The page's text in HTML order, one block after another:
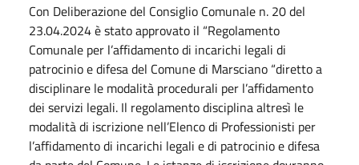
Con Deliberazione del Consiglio Comunale n. 20 del
23.04.2024 è stato approvato il “Regolamento
Comunale per l’affidamento di incarichi legali di
patrocinio e difesa del Comune di Marsciano “diretto a
disciplinare le modalità procedurali per l’affidamento
dei servizi legali. Il regolamento disciplina altresì le
modalità di iscrizione nell’Elenco di Professionisti per
l’affidamento di incarichi legali e di patrocinio e difesa